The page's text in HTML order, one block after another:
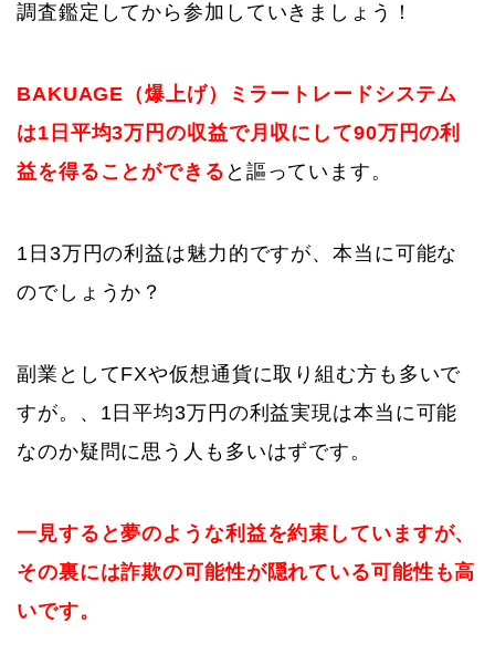
調査鑑定してから参加していきましょう！
BAKUAGE（爆上げ）ミラートレードシステム
は1日平均3万円の収益で月収にして90万円の利
益を得ることができる と謳っています。
1日3万円の利益は魅力的ですが、本当に可能な
のでしょうか？
副業としてFXや仮想通貨に取り組む方も多いで
すが。、1日平均3万円の利益実現は本当に可能
なのか疑問に思う人も多いはずです。
一見すると夢のような利益を約束していますが、
その裏には詐欺の可能性が隠れている可能性も高
いです。